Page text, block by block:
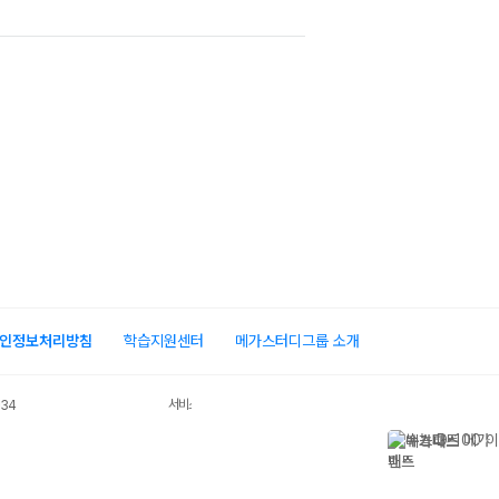
정보처리방침 학습지원센터 메가스터디그룹 소개
서비스 가입사실 확인